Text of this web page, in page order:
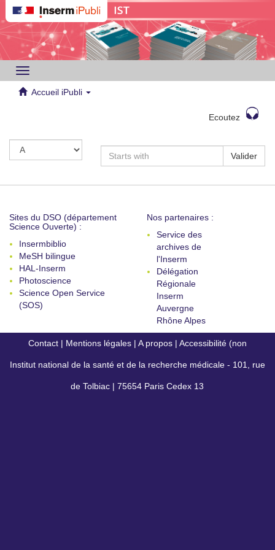
Toggle
navigation
Accueil iPubli
Ecoutez
Valider
Sites du DSO (département
Science Ouverte) :
Insermbiblio
MeSH bilingue
HAL-Inserm
Photoscience
Science Open Service
(SOS)
Nos partenaires :
Service des
archives de
l'Inserm
Délégation
Régionale
Inserm
Auvergne
Rhône Alpes
Contact | Mentions légales | A propos | Accessibilité (non
conforme)
Institut national de la santé et de la recherche médicale - 101, rue
de Tolbiac | 75654 Paris Cedex 13